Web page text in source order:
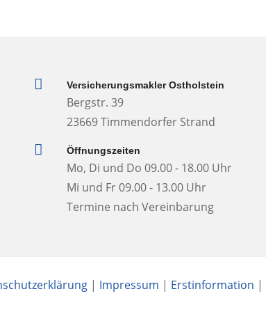
 Versicherungsmakler Ostholstein
Bergstr. 39
23669 Timmendorfer Strand
 Öffnungszeiten
Mo, Di und Do 09.00 - 18.00 Uhr
Mi und Fr 09.00 - 13.00 Uhr
Termine nach Vereinbarung
| Impressum | Erstinformation |